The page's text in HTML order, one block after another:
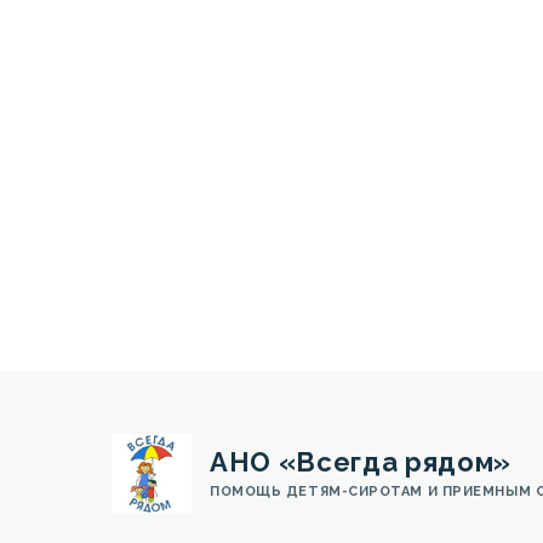
АНО «Всегда рядом»
ПОМОЩЬ ДЕТЯМ-СИРОТАМ И ПРИЕМНЫМ